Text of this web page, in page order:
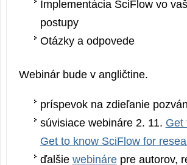
Implementácia SciFlow vo
postupy
Otázky a odpovede
Webinár bude v angličtine.
príspevok na zdieľanie
súvisiace webináre 2. 11. Get
Get to know SciFlow for
ďalšie webinárepre autorov,